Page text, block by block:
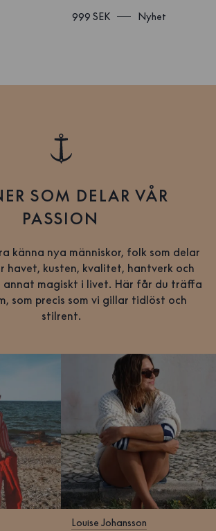
999 SEK
Nyhet
SOM DELAR VÅR
PASSION
känna nya människor, folk som delar
havet, kusten, kvalitet, hantverk och
annat magiskt i livet. Här får du träffa
som precis som vi gillar tidlöst och
stilrent.
Louise Johansson